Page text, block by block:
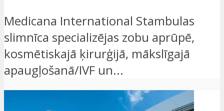
Medicana International Stambulas
slimnīca specializējas zobu aprūpē,
kosmētiskajā ķirurģijā, mākslīgajā
apaugļošanā/IVF un...